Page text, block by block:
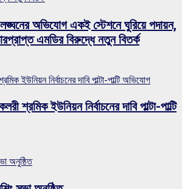
লঙ্ঘনের অভিযোগ একই স্টেশনে ঘুরিয়ে পদায়ন,
এমডির বিরুদ্ধে নতুন বিতর্ক
ইউনিয়ন নির্বাচনের দাবি পাল্টা-পাল্টি অভিযোগ
শ্রমিক ইউনিয়ন নির্বাচনের দাবি পাল্টা-পাল্টি
অনুষ্ঠিত